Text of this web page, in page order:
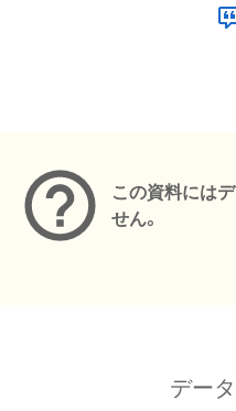
この資料には
せん。
デー